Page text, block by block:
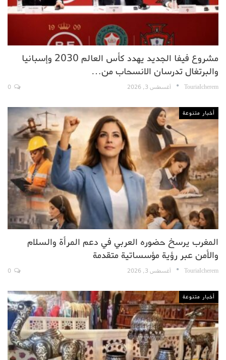
مشروع فيفا الجديد يهدد كأس العالم 2030 وإسبانيا
والبرتغال تدرسان الانسحاب من…
TouriaIcherem أغسطس 3, 2026
أخبار متنوعة
المغرب يرسخ حضوره العربي في دعم المرأة والسلام
والأمن عبر رؤية مؤسساتية متقدمة
TouriaIcherem أغسطس 3, 2026
أخبار متنوعة